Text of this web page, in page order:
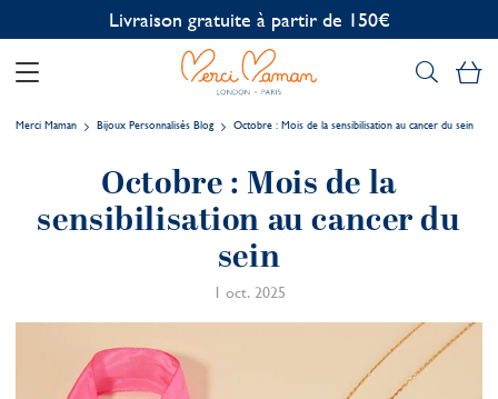
Personnalisation offerte
Merci Maman Bijoux Personnalisés Blog Octobre : Mois de la sensibilisation au cancer du sein
Octobre : Mois de la
sensibilisation au cancer du
sein
1 oct. 2025